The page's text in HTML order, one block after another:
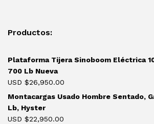
Productos:
Plataforma Tijera Sinoboom Eléctrica
700 Lb Nueva
USD $26,950.00
Montacargas Usado Hombre Sentado,
Lb, Hyster
USD $22,950.00